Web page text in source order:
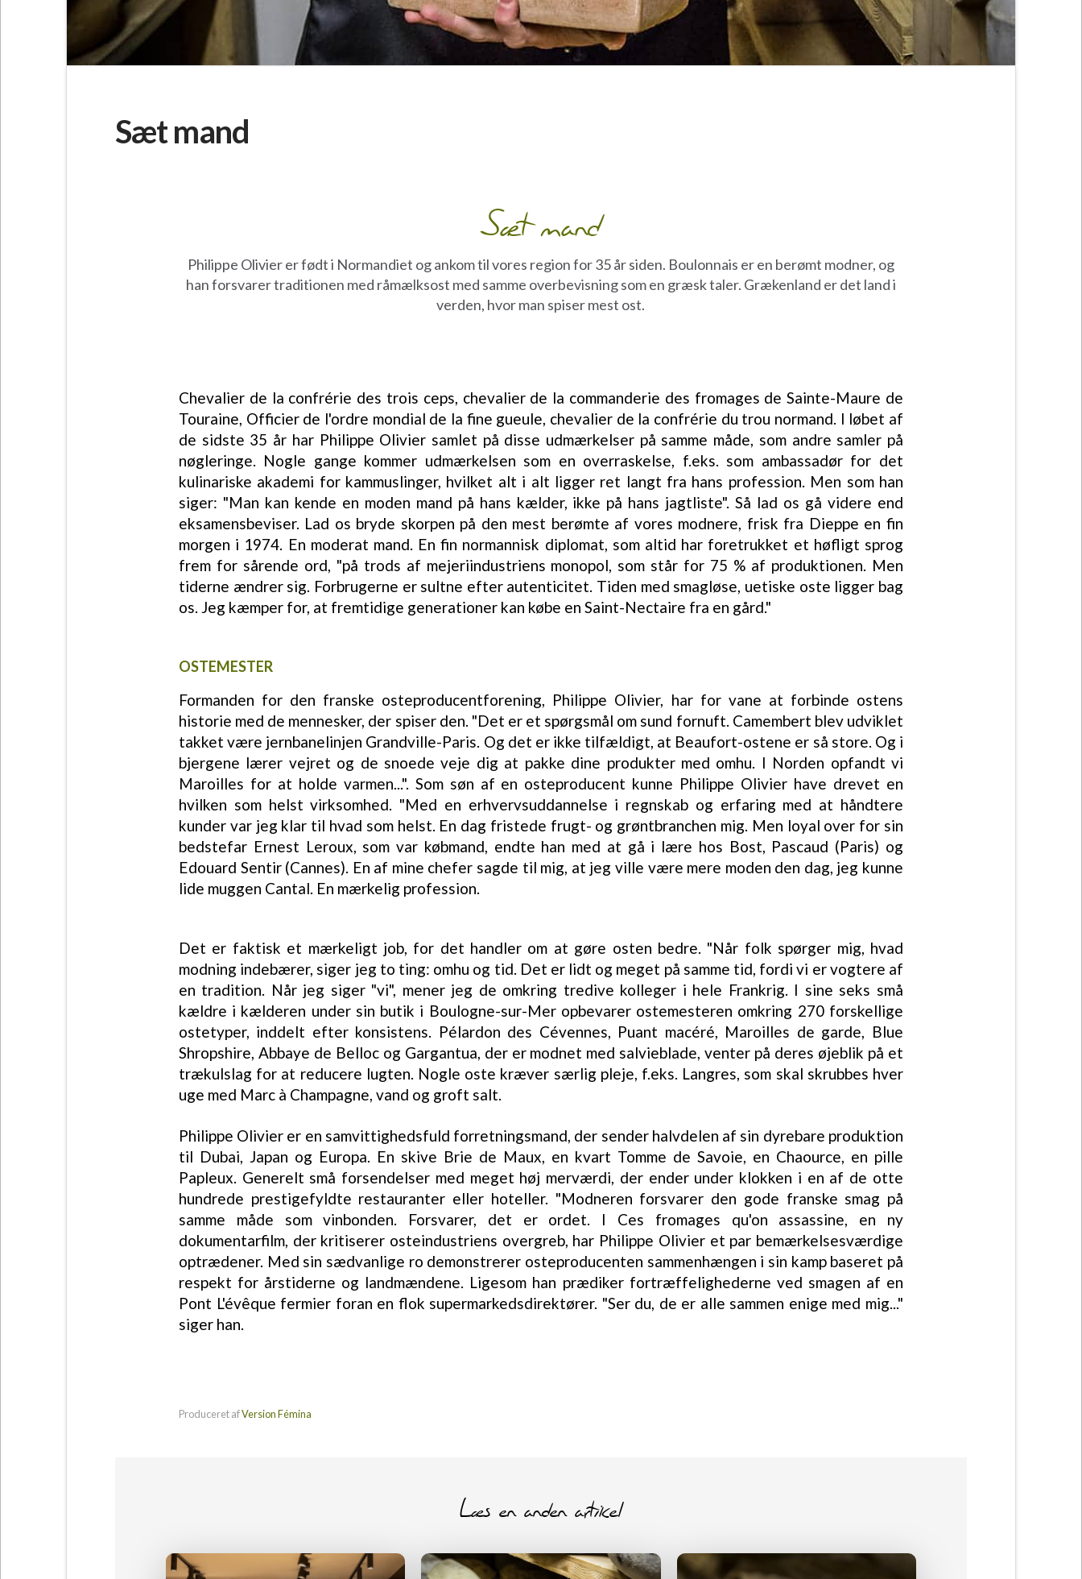
Sæt mand
Sæt mand
Philippe Olivier er født i Normandiet og ankom til vores region for 35 år siden. Boulonnais er en berømt modner, og
han forsvarer traditionen med råmælksost med samme overbevisning som en græsk taler. Grækenland er det land i
verden, hvor man spiser mest ost.
Chevalier de la confrérie des trois ceps, chevalier de la commanderie des fromages de Sainte-Maure de
Touraine, Officier de l'ordre mondial de la fine gueule, chevalier de la confrérie du trou normand. I løbet af
de sidste 35 år har Philippe Olivier samlet på disse udmærkelser på samme måde, som andre samler på
nøgleringe. Nogle gange kommer udmærkelsen som en overraskelse, f.eks. som ambassadør for det
kulinariske akademi for kammuslinger, hvilket alt i alt ligger ret langt fra hans profession. Men som han
siger: "Man kan kende en moden mand på hans kælder, ikke på hans jagtliste". Så lad os gå videre end
eksamensbeviser. Lad os bryde skorpen på den mest berømte af vores modnere, frisk fra Dieppe en fin
morgen i 1974. En moderat mand. En fin normannisk diplomat, som altid har foretrukket et høfligt sprog
frem for sårende ord, "på trods af mejeriindustriens monopol, som står for 75 % af produktionen. Men
tiderne ændrer sig. Forbrugerne er sultne efter autenticitet. Tiden med smagløse, uetiske oste ligger bag
os. Jeg kæmper for, at fremtidige generationer kan købe en Saint-Nectaire fra en gård."
OSTEMESTER
Formanden for den franske osteproducentforening, Philippe Olivier, har for vane at forbinde ostens
historie med de mennesker, der spiser den. "Det er et spørgsmål om sund fornuft. Camembert blev udviklet
takket være jernbanelinjen Grandville-Paris. Og det er ikke tilfældigt, at Beaufort-ostene er så store. Og i
bjergene lærer vejret og de snoede veje dig at pakke dine produkter med omhu. I Norden opfandt vi
Maroilles for at holde varmen...". Som søn af en osteproducent kunne Philippe Olivier have drevet en
hvilken som helst virksomhed. "Med en erhvervsuddannelse i regnskab og erfaring med at håndtere
kunder var jeg klar til hvad som helst. En dag fristede frugt- og grøntbranchen mig. Men loyal over for sin
bedstefar Ernest Leroux, som var købmand, endte han med at gå i lære hos Bost, Pascaud (Paris) og
Edouard Sentir (Cannes). En af mine chefer sagde til mig, at jeg ville være mere moden den dag, jeg kunne
lide muggen Cantal. En mærkelig profession.
Det er faktisk et mærkeligt job, for det handler om at gøre osten bedre. "Når folk spørger mig, hvad
modning indebærer, siger jeg to ting: omhu og tid. Det er lidt og meget på samme tid, fordi vi er vogtere af
en tradition. Når jeg siger "vi", mener jeg de omkring tredive kolleger i hele Frankrig. I sine seks små
kældre i kælderen under sin butik i Boulogne-sur-Mer opbevarer ostemesteren omkring 270 forskellige
ostetyper, inddelt efter konsistens. Pélardon des Cévennes, Puant macéré, Maroilles de garde, Blue
Shropshire, Abbaye de Belloc og Gargantua, der er modnet med salvieblade, venter på deres øjeblik på et
trækulslag for at reducere lugten. Nogle oste kræver særlig pleje, f.eks. Langres, som skal skrubbes hver
uge med Marc à Champagne, vand og groft salt.
Philippe Olivier er en samvittighedsfuld forretningsmand, der sender halvdelen af sin dyrebare produktion
til Dubai, Japan og Europa. En skive Brie de Maux, en kvart Tomme de Savoie, en Chaource, en pille
Papleux. Generelt små forsendelser med meget høj merværdi, der ender under klokken i en af de otte
hundrede prestigefyldte restauranter eller hoteller. "Modneren forsvarer den gode franske smag på
samme måde som vinbonden. Forsvarer, det er ordet. I Ces fromages qu'on assassine, en ny
dokumentarfilm, der kritiserer osteindustriens overgreb, har Philippe Olivier et par bemærkelsesværdige
optrædener. Med sin sædvanlige ro demonstrerer osteproducenten sammenhængen i sin kamp baseret på
respekt for årstiderne og landmændene. Ligesom han prædiker fortræffelighederne ved smagen af en
Pont L'évêque fermier foran en flok supermarkedsdirektører. "Ser du, de er alle sammen enige med mig..."
siger han.
Produceret afVersion Fémina
Læs en anden artikel